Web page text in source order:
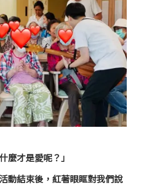
麼才是愛呢？」
動結束後，紅著眼眶對我們說